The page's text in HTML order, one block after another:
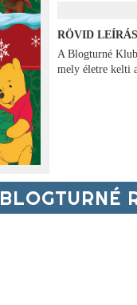
RÖVID
A Blogturné
mely életre kelti
BLOGTURNÉ